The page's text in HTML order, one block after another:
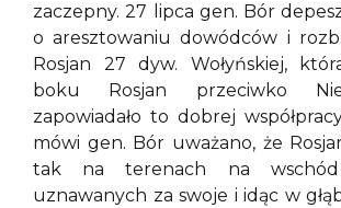
zaczepny. 27 lipca gen. Bór
o aresztowaniu dowódców i
Rosjan 27 dyw. Wołyńskiej,
boku Rosjan przeciwko
zapowiadało to dobrej
mówi gen. Bór uważano, że
tak na terenach na
uznawanych za swoje i idąc w